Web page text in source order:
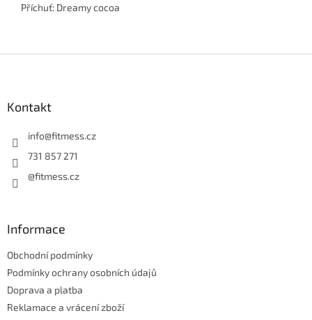
Příchuť: Dreamy cocoa
Kontakt
info@fitmess.cz
731 857 271
@fitmess.cz
Informace
Obchodní podmínky
Podmínky ochrany osobních údajů
Doprava a platba
Reklamace a vrácení zboží